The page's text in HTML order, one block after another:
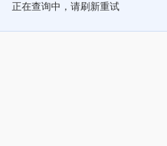
正在查询中，请刷新重试